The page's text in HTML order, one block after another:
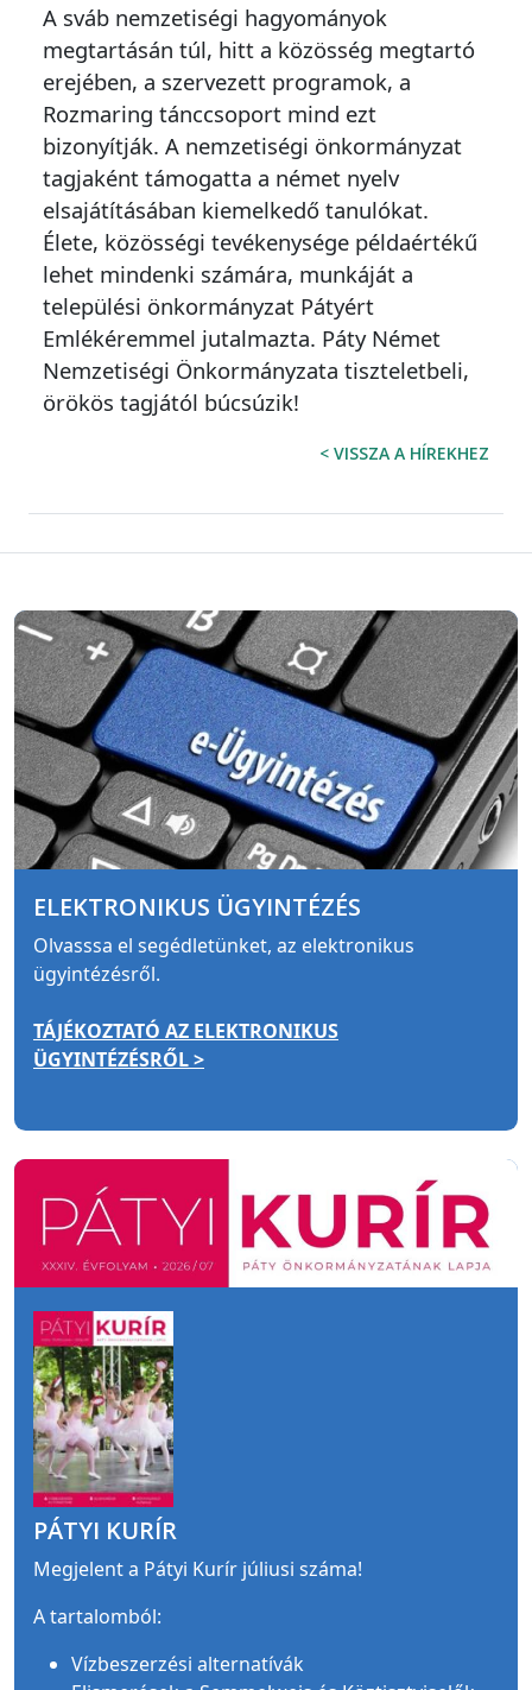
A sváb nemzetiségi hagyományok
megtartásán túl, hitt a közösség megtartó
erejében, a szervezett programok, a
Rozmaring tánccsoport mind ezt
bizonyítják. A nemzetiségi önkormányzat
tagjaként támogatta a német nyelv
elsajátításában kiemelkedő tanulókat.
Élete, közösségi tevékenysége példaértékű
lehet mindenki számára, munkáját a
települési önkormányzat Pátyért
Emlékéremmel jutalmazta. Páty Német
Nemzetiségi Önkormányzata tiszteletbeli,
örökös tagjától búcsúzik!
< VISSZA A HÍREKHEZ
ELEKTRONIKUS ÜGYINTÉZÉS
Olvasssa el segédletünket, az elektronikus
ügyintézésről.
TÁJÉKOZTATÓ AZ ELEKTRONIKUS
ÜGYINTÉZÉSRŐL >
PÁTYI KURÍR
Megjelent a Pátyi Kurír júliusi száma!
A tartalomból:
Vízbeszerzési alternatívák